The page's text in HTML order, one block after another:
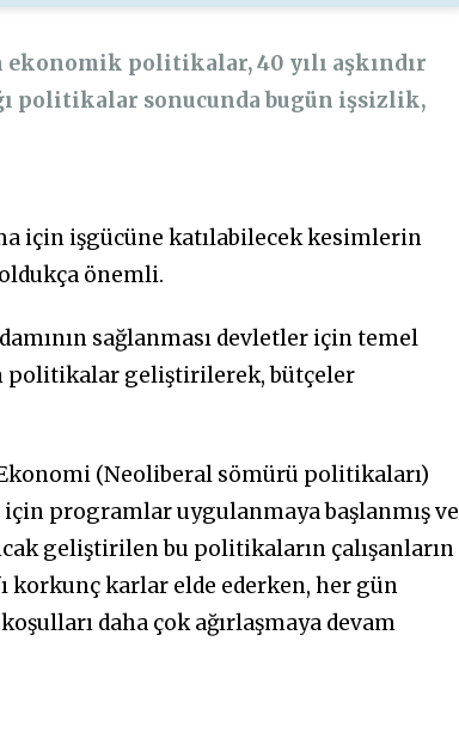
politikalar, 40 yılı aşkındır
politikalar sonucunda bugün işsizlik,
için işgücüne katılabilecek kesimlerin
önemli.
sağlanması devletler için temel
politikalar geliştirilerek, bütçeler
Ekonomi (Neoliberal sömürü politikaları)
programlar uygulanmaya başlanmış ve
geliştirilen bu politikaların çalışanların
korkunç karlar elde ederken, her gün
daha çok ağırlaşmaya devam